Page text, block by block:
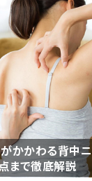
がかかわる背中
まで徹底解説